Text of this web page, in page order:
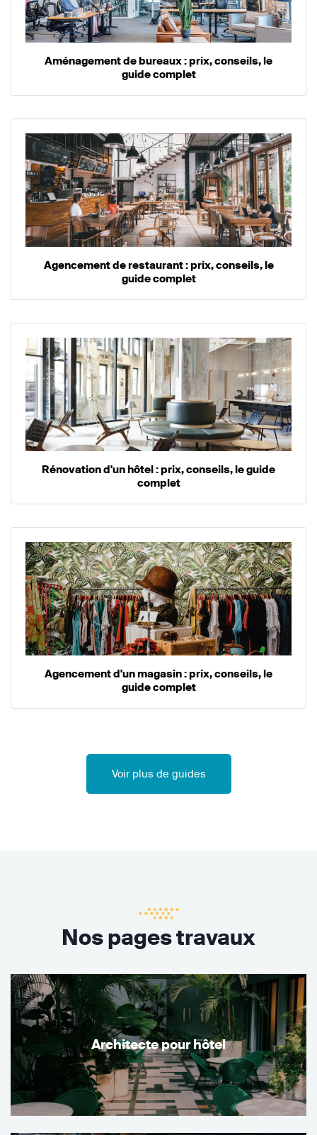
Aménagement de bureaux : prix, conseils, le
guide complet
Agencement de restaurant : prix, conseils, le
guide complet
Rénovation d'un hôtel : prix, conseils, le guide
complet
Agencement d'un magasin : prix, conseils, le
guide complet
Voir plus de guides
Nos pages travaux
Architecte pour hôtel